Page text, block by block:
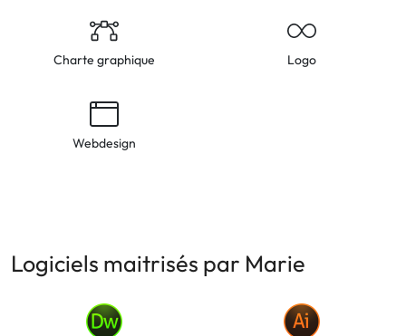
Charte graphique Logo
Webdesign
Logiciels maitrisés par Marie